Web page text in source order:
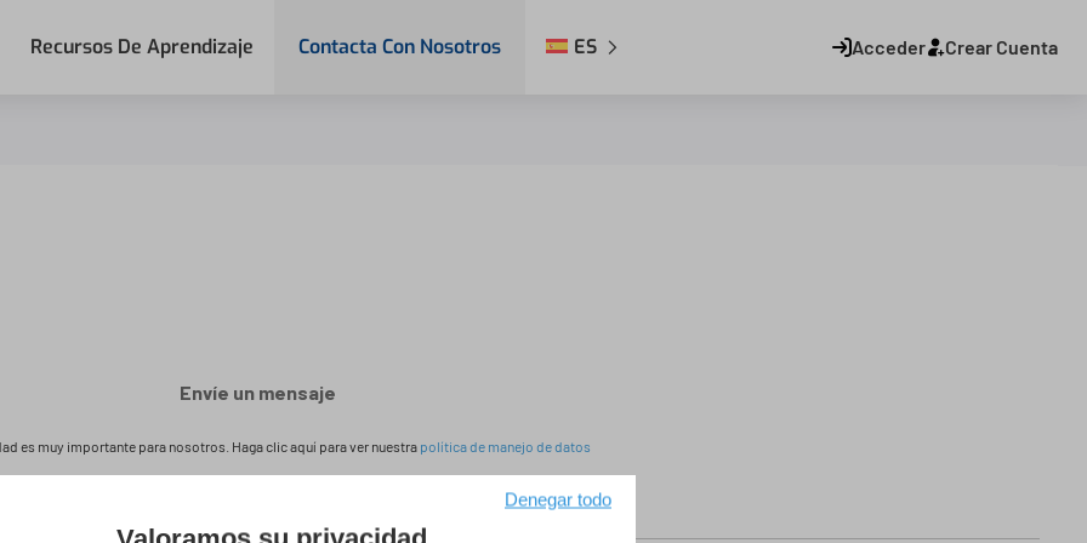
Recursos De Aprendizaje Contacta Con Nosotros ES Acceder Crear Cuenta
Envíe un mensaje
es muy importante para nosotros. Haga clic aquí para ver nuestrapolítica de manejo de datos
Denegar todo